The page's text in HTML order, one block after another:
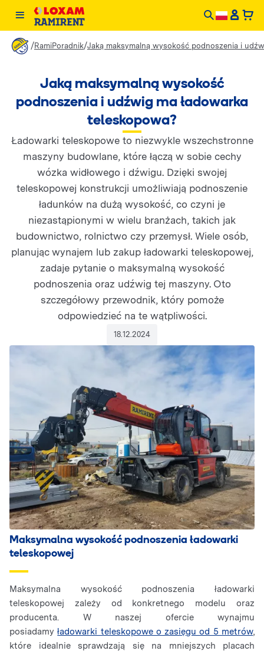
/RamiPoradnik/Jaką maksymalną wysokość podnoszenia i
Jaką maksymalną wysokość
podnoszenia i udźwig ma ładowarka
teleskopowa?
Ładowarki teleskopowe to niezwykle wszechstronne
maszyny budowlane, które łączą w sobie cechy
wózka widłowego i dźwigu. Dzięki swojej
teleskopowej konstrukcji umożliwiają podnoszenie
ładunków na dużą wysokość, co czyni je
niezastąpionymi w wielu branżach, takich jak
budownictwo, rolnictwo czy przemysł. Wiele osób,
planując wynajem lub zakup ładowarki teleskopowej,
zadaje pytanie o maksymalną wysokość
podnoszenia oraz udźwig tej maszyny. Oto
szczegółowy przewodnik, który pomoże
odpowiedzieć na te wątpliwości.
18.12.2024
Maksymalna wysokość podnoszenia ładowarki
teleskopowej
Maksymalna wysokość podnoszenia ładowarki
teleskopowej zależy od konkretnego modelu oraz
producenta. W naszej ofercie wynajmu
posiadamyładowarki teleskopowe o zasięgu od 5 metrów,
które idealnie sprawdzają się na mniejszych placach